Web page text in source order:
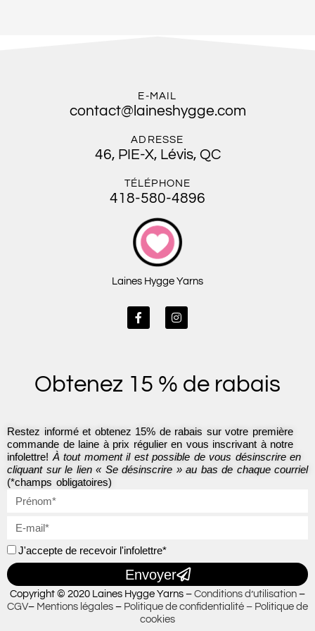
E-MAIL
contact@laineshygge.com
ADRESSE
46, PIE-X, Lévis, QC
TÉLÉPHONE
418-580-4896
Laines Hygge Yarns
F
a
o
k
I
n
r
a
Obtenez 15 % de rabais
Restez informé et obtenez 15% de rabais sur votre première
commande de laine à prix régulier en vous inscrivant à notre
infolettre! À tout moment il est possible de vous désinscrire en
cliquant sur le lien « Se désinscrire » au bas de chaque courriel
(*champs obligatoires)
J'accepte de recevoir l'infolettre*
Envoyer
Copyright © 2020 Laines Hygge Yarns – Conditions d’utilisation –
CGV– Mentions légales – Politique de confidentialité – Politique de
cookies